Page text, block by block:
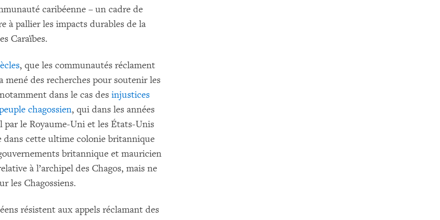
caribéenne – un cadre de
à pallier les impacts durables de la
Caraïbes.
, que les communautés réclament
des recherches pour soutenir les
dans le cas des injustices
chagossien, qui dans les années
par le Royaume-Uni et les États-Unis
dans cette ultime colonie britannique
britannique et mauricien
à l’archipel des Chagos, mais ne
les Chagossiens.
résistent aux appels réclamant des